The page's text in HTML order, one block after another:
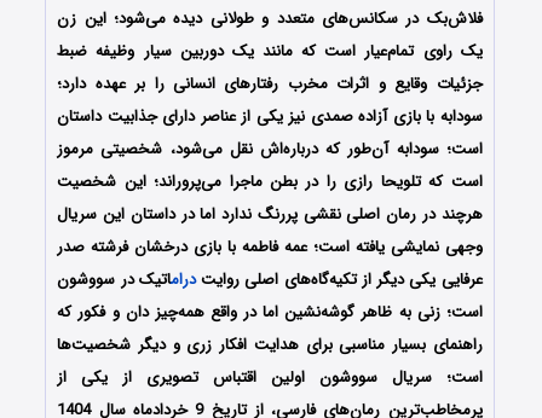
فلاش‌بک در سکانس‌های متعدد و طولانی دیده می‌شود؛ این زن
یک راوی تمام‌عیار است که مانند یک دوربین سیار وظیفه ضبط
جزئیات وقایع و اثرات مخرب رفتارهای انسانی را بر عهده دارد؛
سودابه با بازی آزاده صمدی نیز یکی از عناصر دارای جذابیت داستان
است؛ سودابه آن‌طور که درباره‌اش نقل می‌شود، شخصیتی مرموز
است که تلویحا رازی را در بطن ماجرا می‌پروراند؛ این شخصیت
هرچند در رمان اصلی نقشی پررنگ ندارد اما در داستان این سریال
وجهی نمایشی یافته است؛ عمه فاطمه با بازی درخشان فرشته صدر
عرفایی یکی دیگر از تکیه‌گاه‌های اصلی روایتدراماتیک در سووشون
است؛ زنی به‌ ظاهر گوشه‌نشین اما در واقع همه‌چیز دان و فکور که
راهنمای بسیار مناسبی برای هدایت افکار زری و دیگر شخصیت‌ها
است؛ سریال سووشون اولین اقتباس تصویری از یکی از
پرمخاطب‌ترین رمان‌های فارسی، از تاریخ 9 خردادماه سال 1404